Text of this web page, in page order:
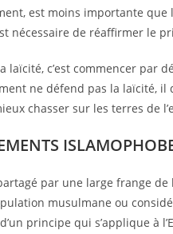
est moins importante
nécessaire de réaffirmer le
laïcité, c’est commencer par
ne défend pas la laïcité,
chasser sur les terres de
par une large frange
musulmane ou
principe qui s’applique à